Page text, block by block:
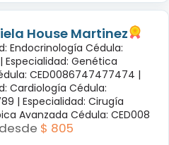
House Martinez
Endocrinología Cédula:
Especialidad: Genética
CED0086747477474 |
Cardiología Cédula:
| Especialidad: Cirugía
Avanzada Cédula: CED008
$ 805